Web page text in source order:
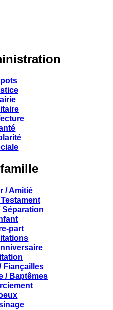
/ Amitié
Testament
Séparation
part
Fiançailles
/ Baptêmes